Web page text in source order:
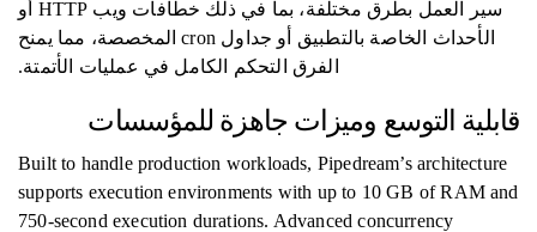
سير العمل بطرق مختلفة، بما في ذلك خطافات ويب HTTP أو
الأحداث الخاصة بالتطبيق أو جداول cron المخصصة، مما يمنح
الفرق التحكم الكامل في عمليات الأتمتة.
قابلية التوسع وميزات جاهزة للمؤسسات
Built to handle production workloads, Pipedream’s architecture
supports execution environments with up to 10 GB of RAM and
750-second execution durations. Advanced concurrency